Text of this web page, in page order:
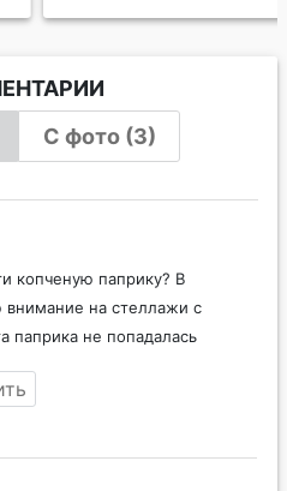
С фото (3)
копченую паприку? В
внимание на стеллажи с
паприка не попадалась